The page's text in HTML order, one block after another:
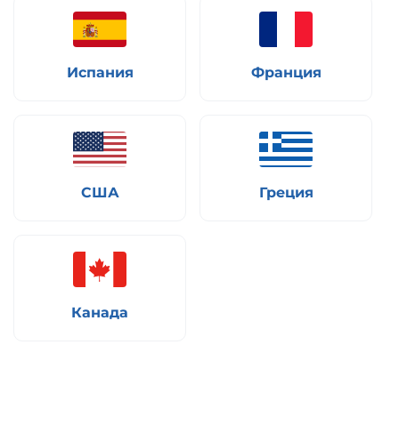
Испания Франция
США Греция
Канада